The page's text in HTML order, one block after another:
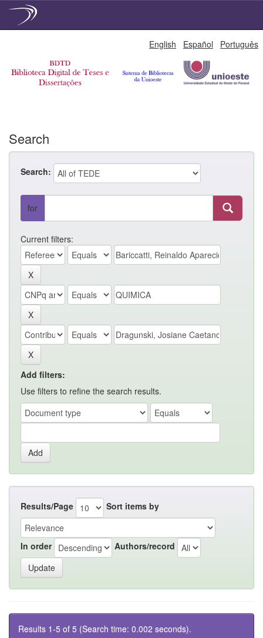
English Español Português
Search
Search:
for
Current filters:
Add filters:
Use filters to refine the search results.
Results/Page Sort items by
In order Authors/record
Results 1-5 of 5 (Search time: 0.002 seconds).